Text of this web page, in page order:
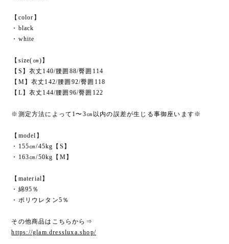
【color】
・black
・white
【size(㎝)】
【S】衣丈140/腰囲88/臀囲114
【M】衣丈142/腰囲92/臀囲118
【L】衣丈144/腰囲96/臀囲122
※測定方法によって1〜3㎝以内の誤差が生じる事御座います※
【model】
・155㎝/45kg【S】
・163㎝/50kg【M】
【material】
・綿95％
・ポリウレタン5％
その他商品はこちらから⇒
https://glam.dressluxa.shop/